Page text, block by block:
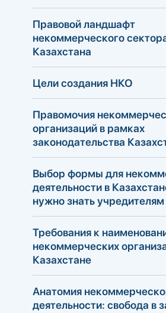
Правовой ландшафт
некоммерческого
Казахстана
Цели создания НКО
Правомочия
организаций в рамках
законодательства
Выбор формы для
деятельности в
нужно знать учредителям
Требования к
некоммерческих
Казахстане
Анатомия
деятельности: свобода в